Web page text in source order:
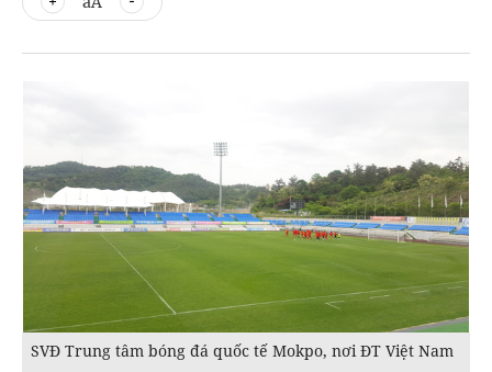
SVĐ Trung tâm bóng đá quốc tế Mokpo, nơi ĐT Việt Nam